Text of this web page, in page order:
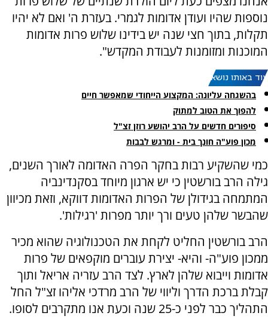
נוספות שהיו ועודן אדומות לגמרי. בעזרת ה' ואם לא יהיו
תקלות, בתוך חצי שנה יש בידינו שלוש פרות אדומות
המוכנות ומזומנות לעבודת המקדש".
עוד באותו נושא:
בהשגחה עליונה: המקצוע הייחודי שמאפשר חיים
להפוך את הטוב למתוק
סיפורים חדשים על הרב יהושע רוזן זצ"ל
מכון פוע"ה חונך בית - ומרגש לבבות
כמי שהשקיע רבות בחקר הפרה האדומה לאורך השנים,
גילה הרב בורשטין כי יש ארגון מיוחד בסקנדינביה
המתמחה בגידולן של הפרות האדומות דווקא, וזאת מכיוון
שהבשר שלהן טעים ורך יותר מפרות 'רגילות'.
הרב בורשטין החליט לקחת את הטכנולוגיה שהוא מכיר
ממכון פוע"ה- והיא- יצירת עוברים מוקפאים של פרות
אדומות וייבוא שלהן לארץ. לצד הרב עזריה אריאל ותוך
קבלת ברכת הדרך וליווי של הרב מרדכי אליהו זצ"ל החל
התהליך כבר לפני כ-25 שנה וכעת אנו מתקרבים לסופו.